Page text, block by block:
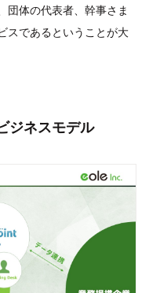
団体の代表者、幹事さま
スであるということが大
ジネスモデル